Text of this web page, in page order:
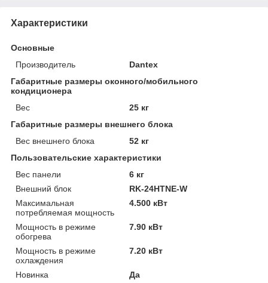
Характеристики
Основные
Производитель
Dantex
Габаритные размеры оконного/мобильного
кондиционера
Вес
25 кг
Габаритные размеры внешнего блока
Вес внешнего блока
52 кг
Пользовательские характеристики
Вес панели
6 кг
Внешний блок
RK-24HTNE-W
Максимальная
потребляемая мощность
4.500 кВт
Мощность в режиме
обогрева
7.90 кВт
Мощность в режиме
охлаждения
7.20 кВт
Новинка
Да